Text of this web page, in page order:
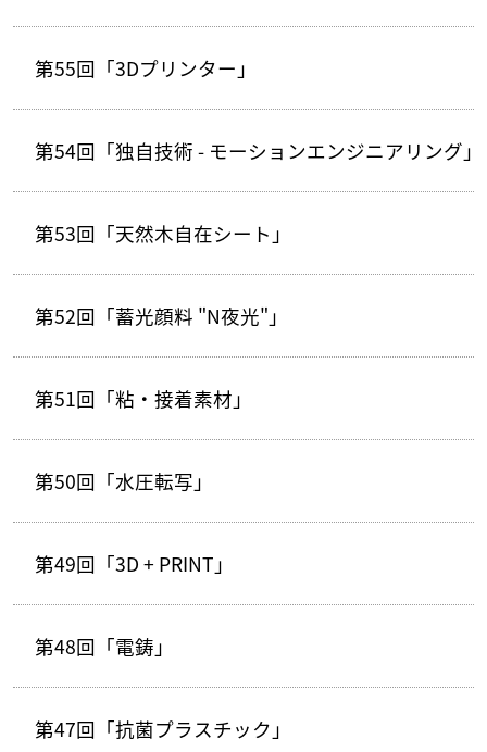
第55回「3Dプリンター」
第54回「独自技術 - モーションエンジニアリング」
第53回「天然木自在シート」
第52回「蓄光顔料 "N夜光"」
第51回「粘・接着素材」
第50回「水圧転写」
第49回「3D + PRINT」
第48回「電鋳」
第47回「抗菌プラスチック」